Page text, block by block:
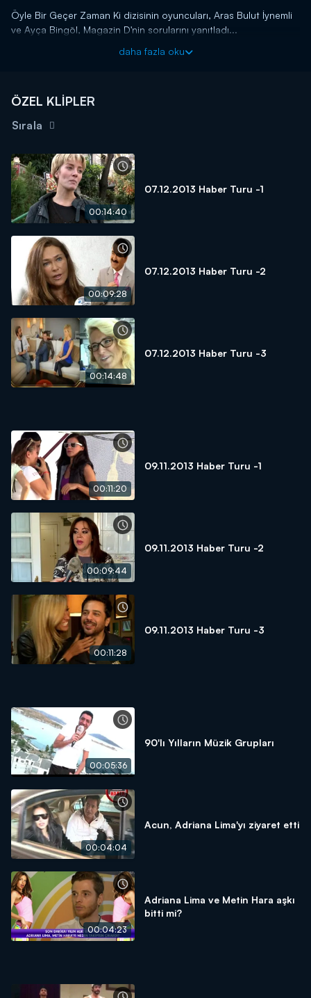
Öyle Bir Geçer Zaman Ki dizisinin oyuncuları, Aras Bulut İynemli
ve Ayça Bingöl, Magazin D'nin sorularını yanıtladı...
daha fazla oku
ÖZEL KLİPLER
Sırala
00:14:40
07.12.2013 Haber Turu -1
00:09:28
07.12.2013 Haber Turu -2
00:14:48
07.12.2013 Haber Turu -3
00:11:20
09.11.2013 Haber Turu -1
00:09:44
09.11.2013 Haber Turu -2
00:11:28
09.11.2013 Haber Turu -3
00:05:36
90'lı Yılların Müzik Grupları
00:04:04
Acun, Adriana Lima'yı ziyaret etti
00:04:23
Adriana Lima ve Metin Hara aşkı
bitti mi?